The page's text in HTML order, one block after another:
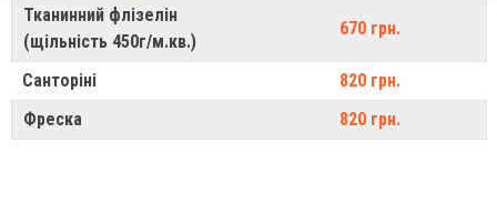
Тканинний флізелін
(щільність 450г/м.кв.)
670 грн.
Санторіні
820 грн.
Фреска
820 грн.